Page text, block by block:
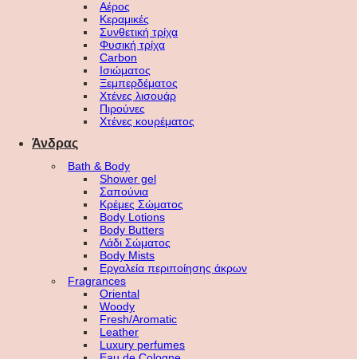
Αέρος
Κεραμικές
Συνθετική τρίχα
Φυσική τρίχα
Carbon
Ισιώματος
Ξεμπερδέματος
Χτένες λισουάρ
Πιρούνες
Χτένες κουρέματος
Άνδρας
Bath & Body
Shower gel
Σαπούνια
Κρέμες Σώματος
Body Lotions
Body Butters
Λάδι Σώματος
Body Mists
Εργαλεία περιποίησης άκρων
Fragrances
Oriental
Woody
Fresh/Aromatic
Leather
Luxury perfumes